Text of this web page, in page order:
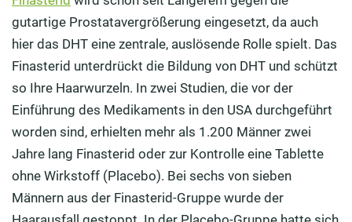
gutartige Prostatavergrößerung eingesetzt, da auch
hier das DHT eine zentrale, auslösende Rolle spielt. Das
Finasterid unterdrückt die Bildung von DHT und schützt
so Ihre Haarwurzeln. In zwei Studien, die vor der
Einführung des Medikaments in den USA durchgeführt
worden sind, erhielten mehr als 1.200 Männer zwei
Jahre lang Finasterid oder zur Kontrolle eine Tablette
ohne Wirkstoff (Placebo). Bei sechs von sieben
Männern aus der Finasterid-Gruppe wurde der